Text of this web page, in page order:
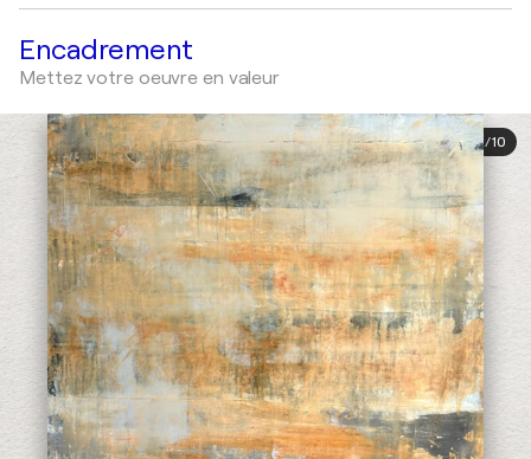
Encadrement
Mettez votre oeuvre en valeur
1/10